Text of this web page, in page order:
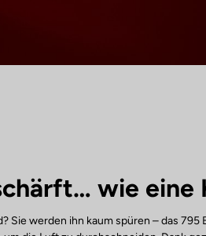
wie eine
Sie werden ihn kaum spüren – das 795